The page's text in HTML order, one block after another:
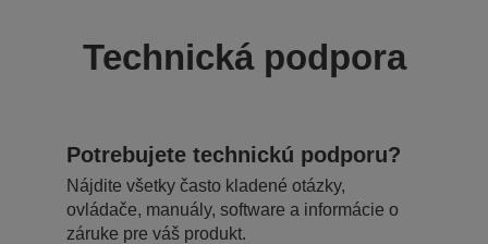
Technická podpora
Potrebujete technickú podporu?
Nájdite všetky často kladené otázky,
ovládače, manuály, software a informácie o
záruke pre váš produkt.